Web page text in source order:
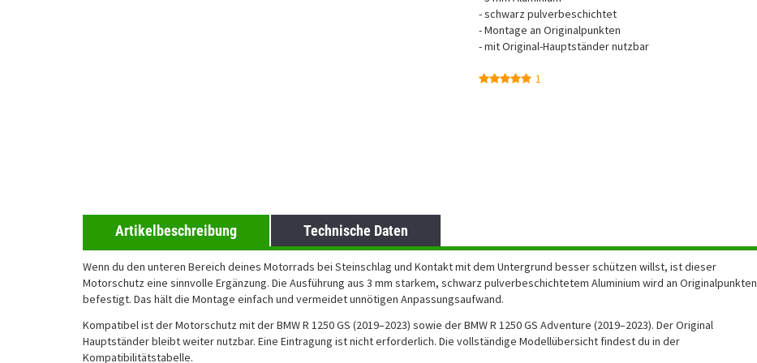
- schwarz pulverbeschichtet
- Montage an Originalpunkten
- mit Original-Hauptständer nutzbar
1
Artikelbeschreibung Technische Daten
Wenn du den unteren Bereich deines Motorrads bei Steinschlag und Kontakt mit dem Untergrund besser schützen willst, ist dieser
Motorschutz eine sinnvolle Ergänzung. Die Ausführung aus 3 mm starkem, schwarz pulverbeschichtetem Aluminium wird an Originalpunkten
befestigt. Das hält die Montage einfach und vermeidet unnötigen Anpassungsaufwand.
Kompatibel ist der Motorschutz mit der BMW R 1250 GS (2019–2023) sowie der BMW R 1250 GS Adventure (2019–2023). Der Original
Hauptständer bleibt weiter nutzbar. Eine Eintragung ist nicht erforderlich. Die vollständige Modellübersicht findest du in der
Kompatibilitätstabelle.